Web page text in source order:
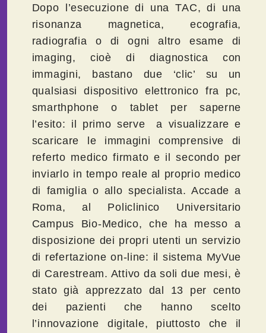
Dopo l’esecuzione di una TAC, di una
risonanza magnetica, ecografia,
radiografia o di ogni altro esame di
imaging, cioè di diagnostica con
immagini, bastano due ‘clic’ su un
qualsiasi dispositivo elettronico fra pc,
smarthphone o tablet per saperne
l’esito: il primo serve a visualizzare e
scaricare le immagini comprensive di
referto medico firmato e il secondo per
inviarlo in tempo reale al proprio medico
di famiglia o allo specialista. Accade a
Roma, al Policlinico Universitario
Campus Bio-Medico, che ha messo a
disposizione dei propri utenti un servizio
di refertazione on-line: il sistema MyVue
di Carestream. Attivo da soli due mesi, è
stato già apprezzato dal 13 per cento
dei pazienti che hanno scelto
l’innovazione digitale, piuttosto che il